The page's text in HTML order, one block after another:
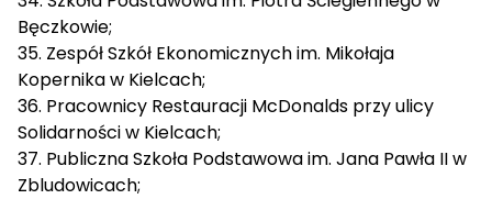
Bęczkowie;
35. Zespół Szkół Ekonomicznych im. Mikołaja
Kopernika w Kielcach;
36. Pracownicy Restauracji McDonalds przy ulicy
Solidarności w Kielcach;
37. Publiczna Szkoła Podstawowa im. Jana Pawła II w
Zbludowicach;